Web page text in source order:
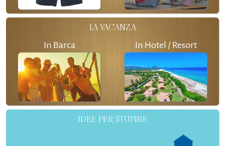
LA VACANZA
In Barca In Hotel / Resort
IDEE PER STUPIRE